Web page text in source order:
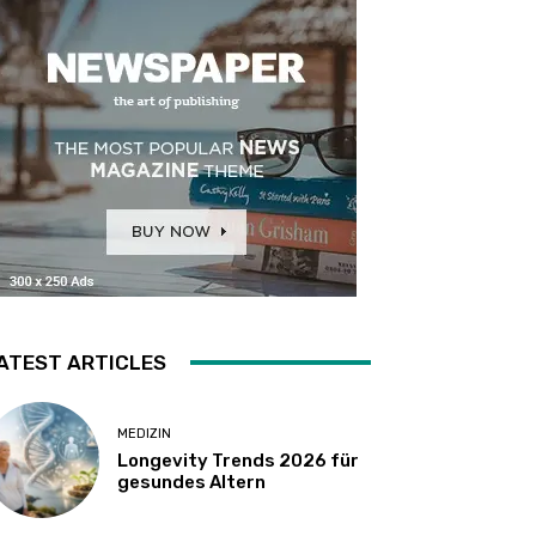
ARTICLES
MEDIZIN
Longevity Trends 2026 für
gesundes Altern